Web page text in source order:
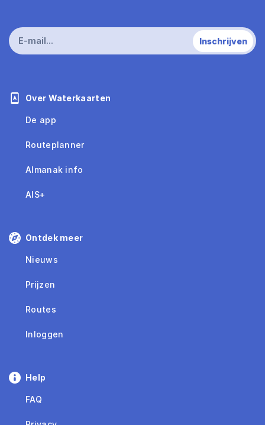
Over Waterkaarten
De app
Routeplanner
Almanak info
AIS+
Ontdek meer
Nieuws
Prijzen
Routes
Inloggen
Help
FAQ